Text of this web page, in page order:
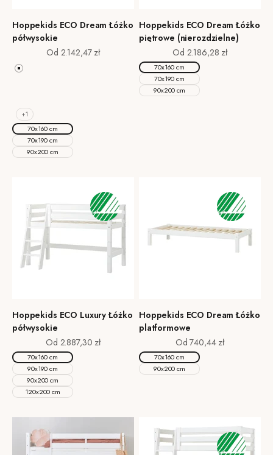
Hoppekids ECO Dream Łóżko
półwysokie
Cena promocyjna
Od 2.142,47 zł
Biały
Pale Green
+1
70x160 cm
70x190 cm
90x200 cm
Hoppekids ECO Dream Łóżko
piętrowe (nierozdzielne)
Cena promocyjna
Od 2.186,28 zł
70x160 cm
70x190 cm
90x200 cm
Hoppekids ECO Luxury Łóżko
półwysokie
Cena promocyjna
Od 2.887,30 zł
70x160 cm
90x190 cm
90x200 cm
120x200 cm
Hoppekids ECO Dream Łóżko
platformowe
Cena promocyjna
Od 740,44 zł
70x160 cm
90x200 cm